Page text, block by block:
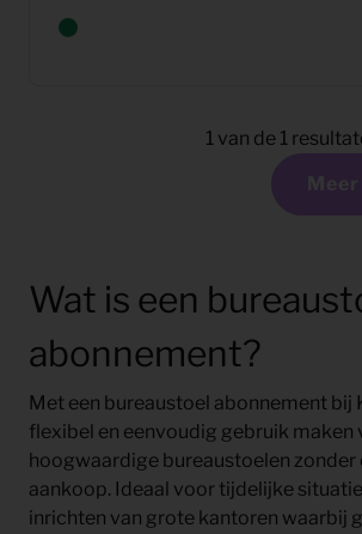
1 van de 1
Wat is een
abonnement?
Met een bureaustoel abonnement bij
flexibel en eenvoudig gebruik maken
hoogwaardige bureaustoelen
aankoop. Ideaal voor tijdelijke
inrichten van grote kantoren waarbij